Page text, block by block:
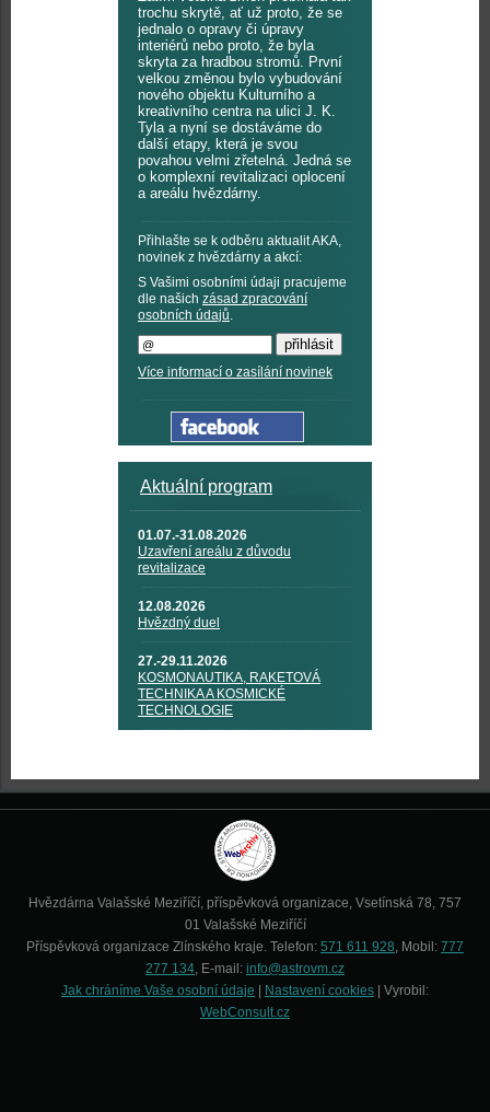
trochu skrytě, ať už proto, že se
jednalo o opravy či úpravy
interiérů nebo proto, že byla
skryta za hradbou stromů. První
velkou změnou bylo vybudování
nového objektu Kulturního a
kreativního centra na ulici J. K.
Tyla a nyní se dostáváme do
další etapy, která je svou
povahou velmi zřetelná. Jedná se
o komplexní revitalizaci oplocení
a areálu hvězdárny.
Přihlašte se k odběru aktualit AKA,
novinek z hvězdárny a akcí:
S Vašimi osobními údaji pracujeme
dle našich zásad zpracování
osobních údajů.
Více informací o zasílání novinek
Aktuální program
01.07.-31.08.2026
Uzavření areálu z důvodu
revitalizace
12.08.2026
Hvězdný duel
27.-29.11.2026
KOSMONAUTIKA, RAKETOVÁ
TECHNIKA A KOSMICKÉ
TECHNOLOGIE
Hvězdárna Valašské Meziříčí, příspěvková organizace, Vsetínská 78, 757
01 Valašské Meziříčí
Příspěvková organizace Zlínského kraje. Telefon: 571 611 928, Mobil: 777
277 134, E-mail: info@astrovm.cz
Jak chráníme Vaše osobní údaje
Nastavení cookies | Vyrobil:
WebConsult.cz